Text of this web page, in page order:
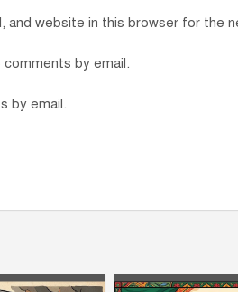
and website in this browser for the
by email.
by email.